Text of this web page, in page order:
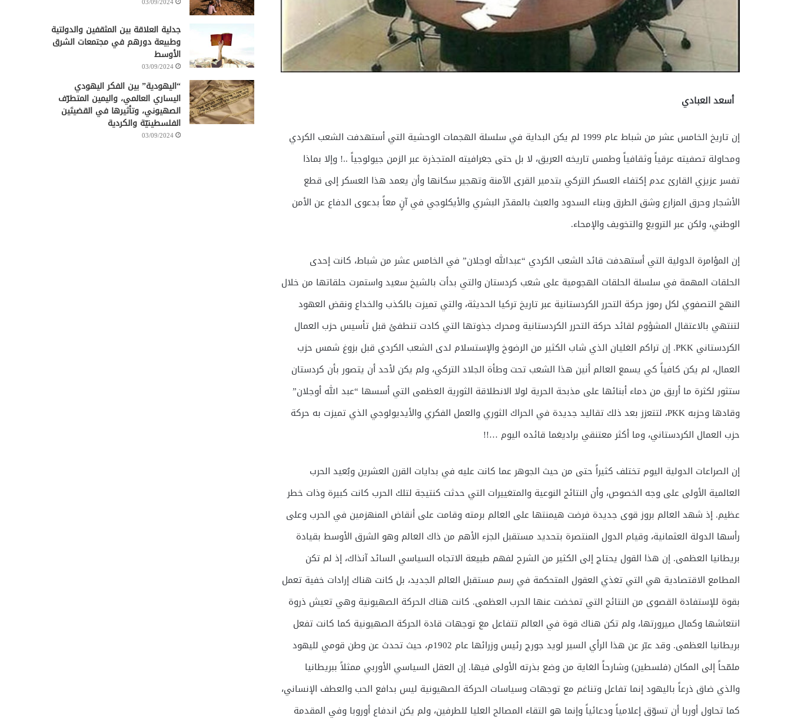
أسعد العبادي
إن تاريخ الخامس عشر من شباط عام 1999 لم يكن البداية في سلسلة الهجمات الوحشية التي أستهدفت الشعب الكردي
ومحاولة تصفيته عرقياً وثقافياً وطمس تاريخه العريق، لا بل حتى جغرافيته المتجذرة عبر الزمن جيولوجياً ..! وإلا بماذا
تفسر عزيزي القارئ عدم إكتفاء العسكر التركي بتدمير القرى الآمنة وتهجير سكانها وأن يعمد هذا العسكر إلى قطع
الأشجار وحرق المزارع وشق الطرق وبناء السدود والعبث بالمقدّر البشري والأيكلوجي في آنٍ معاً بدعوى الدفاع عن الأمن
الوطني، ولكن عبر الترويع والتخويف والإمحاء.
إن المؤامرة الدولية التي أستهدفت قائد الشعب الكردي “عبدالله اوجلان” في الخامس عشر من شباط، كانت إحدى
الحلقات المهمة في سلسلة الحلقات الهجومية على شعب كردستان والتي بدأت بالشيخ سعيد واستمرت حلقاتها من خلال
النهج التصفوي لكل رموز حركة التحرر الكردستانية عبر تاريخ تركيا الحديثة، والتي تميزت بالكذب والخداع ونقض العهود
لتنتهي بالاعتقال المشؤوم لقائد حركة التحرر الكردستانية ومحرك جذوتها التي كادت تنطفئ قبل تأسيس حزب العمال
الكردستاني PKK. إن تراكم الغليان الذي شاب الكثير من الرضوخ والإستسلام لدى الشعب الكردي قبل بزوغ شمس حزب
العمال، لم يكن كافياً كي يسمع العالم أنين هذا الشعب تحت وطأة الجلاد التركي، ولم يكن لأحد أن يتصور بأن كردستان
ستثور لكثرة ما أريق من دماء أبنائها على مذبحة الحرية لولا الانطلاقة الثورية العظمى التي أسسها “عبد الله أوجلان”
وقادها وحزبه PKK، لتتعزز بعد ذلك تقاليد جديدة في الحراك الثوري والعمل الفكري والأيديولوجي الذي تميزت به حركة
حزب العمال الكردستاني، وما أكثر معتنقي براديغما قائده اليوم …!!
إن الصراعات الدولية اليوم تختلف كثيراً حتى من حيث الجوهر عما كانت عليه في بدايات القرن العشرين وبُعيد الحرب
العالمية الأولى على وجه الخصوص، وأن النتائج النوعية والمتغييرات التي حدثت كنتيجة لتلك الحرب كانت كبيرة وذات خطر
عظيم. إذ شهد العالم بروز قوى جديدة فرضت هيمنتها على العالم برمته وقامت على أنقاض المنهزمين في الحرب وعلى
رأسها الدولة العثمانية، وقيام الدول المنتصرة بتحديد مستقبل الجزء الأهم من ذاك العالم وهو الشرق الأوسط بقيادة
بريطانيا العظمى. إن هذا القول يحتاج إلى الكثير من الشرح لفهم طبيعة الاتجاه السياسي السائد آنذاك، إذ لم تكن
المطامع الاقتصادية هي التي تغذي العقول المتحكمة في رسم مستقبل العالم الجديد، بل كانت هناك إرادات خفية تعمل
بقوة للإستفادة القصوى من النتائج التي تمخضت عنها الحرب العظمى. كانت هناك الحركة الصهيونية وهي تعيش ذروة
انتعاشها وكمال صيرورتها، ولم تكن هناك قوة في العالم تتفاعل مع توجهات قادة الحركة الصهيونية كما كانت تفعل
بريطانيا العظمى. وقد عبّر عن هذا الرأي السير لويد جورج رئيس وزرائها عام 1902م، حيث تحدث عن وطن قومي لليهود
ملمّحاً إلى المكان (فلسطين) وشارحاً الغاية من وضع بذرته الأولى فيها. إن العقل السياسي الأوربي ممثلاً ببريطانيا
والذي ضاق ذرعاً باليهود إنما تفاعل وتناغم مع توجهات وسياسات الحركة الصهيونية ليس بدافع الحب والعطف الإنساني،
كما تحاول أوربا أن تسوّق إعلامياً ودعائياً وإنما هو التقاء المصالح العليا للطرفين، ولم يكن اندفاع أوروبا وفي المقدمة
جدلية العلاقة بين المثقفين والدولتية
وطبيعة دورهم في مجتمعات الشرق
الأوسط
03/09/2024
“اليهودية” بين الفكر اليهودي
اليساري العالمي، واليمين المتطرّف
الصهيوني، وتأثيرها في القضيتَين
الفلسطينيّة والكردية
03/09/2024